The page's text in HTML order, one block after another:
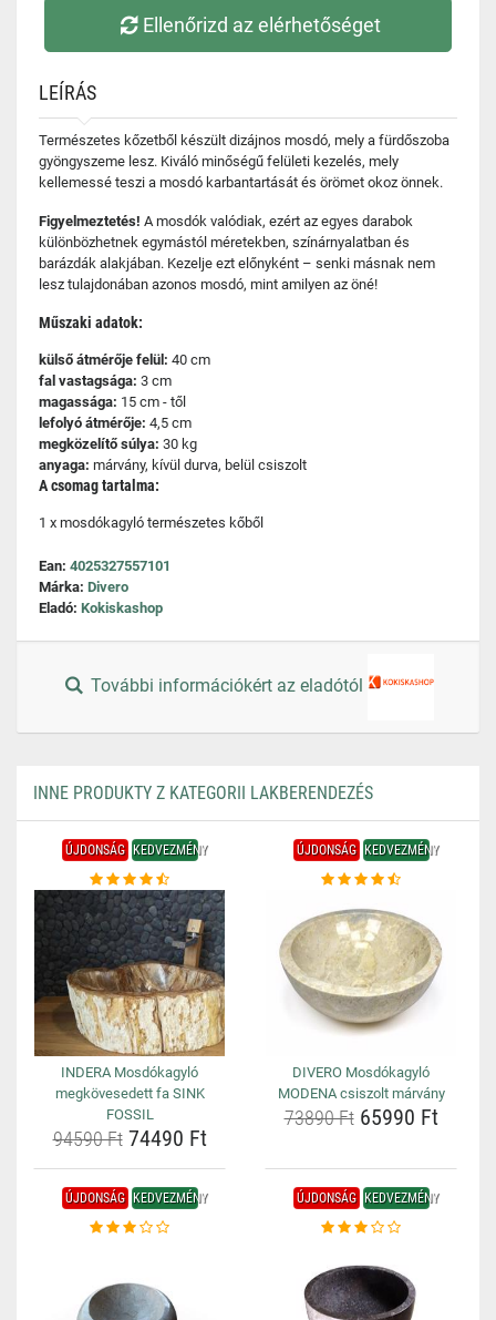
Ellenőrizd az elérhetőséget
LEÍRÁS
Természetes kőzetből készült dizájnos mosdó, mely a fürdőszoba
gyöngyszeme lesz. Kiváló minőségű felületi kezelés, mely
kellemessé teszi a mosdó karbantartását és örömet okoz önnek.
Figyelmeztetés! A mosdók valódiak, ezért az egyes darabok
különbözhetnek egymástól méretekben, színárnyalatban és
barázdák alakjában. Kezelje ezt előnyként – senki másnak nem
lesz tulajdonában azonos mosdó, mint amilyen az öné!
Műszaki adatok:
külső átmérője felül: 40 cm
fal vastagsága: 3 cm
magassága: 15 cm - től
lefolyó átmérője: 4,5 cm
megközelítő súlya: 30 kg
anyaga: márvány, kívül durva, belül csiszolt
A csomag tartalma:
1 x mosdókagyló természetes kőből
Ean: 4025327557101
Márka: Divero
Eladó: Kokiskashop
További információkért az eladótól
INNE PRODUKTY Z KATEGORII LAKBERENDEZÉS
ÚJDONSÁG KEDVEZMÉNY
INDERA Mosdókagyló
megkövesedett fa SINK
FOSSIL
94590 Ft74490 Ft
ÚJDONSÁG KEDVEZMÉNY
DIVERO Mosdókagyló
MODENA csiszolt márvány
73890 Ft65990 Ft
ÚJDONSÁG KEDVEZMÉNY ÚJDONSÁG KEDVEZMÉNY